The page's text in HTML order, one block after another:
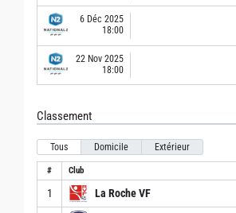
6 Déc 2025
18:00
22 Nov 2025
18:00
Classement
Tous Domicile Extérieur
# Club
1 La Roche VF